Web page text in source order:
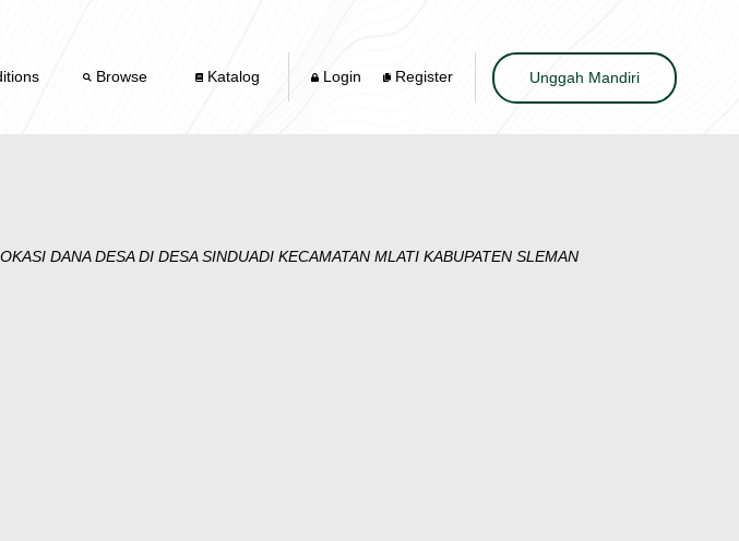
Browse Katalog Login Register Unggah Mandiri
DANA DESA DI DESA SINDUADI KECAMATAN MLATI KABUPATEN SLEMAN